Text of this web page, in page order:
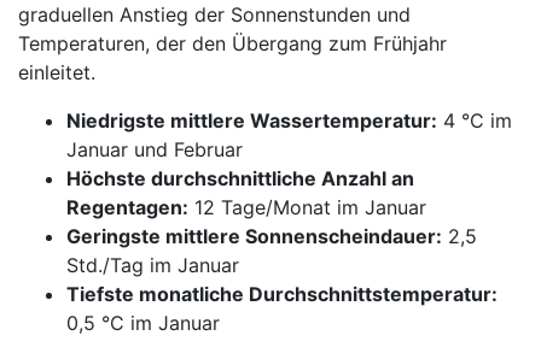
graduellen Anstieg der Sonnenstunden und
Temperaturen, der den Übergang zum Frühjahr
einleitet.
Niedrigste mittlere Wassertemperatur: 4 °C im
Januar und Februar
Höchste durchschnittliche Anzahl an
Regentagen: 12 Tage/Monat im Januar
Geringste mittlere Sonnenscheindauer: 2,5
Std./Tag im Januar
Tiefste monatliche Durchschnittstemperatur:
0,5 °C im Januar